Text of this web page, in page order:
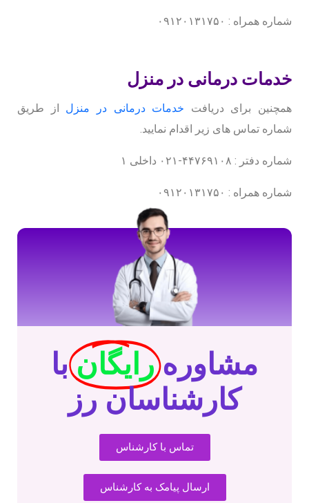
شماره همراه : ۰۹۱۲۰۱۳۱۷۵۰
خدمات درمانی در منزل
همچنین برای دریافت خدمات درمانی در منزل از طریق
شماره تماس های زیر اقدام نمایید.
شماره دفتر : ۴۴۷۶۹۱۰۸-۰۲۱ داخلی ۱
شماره همراه : ۰۹۱۲۰۱۳۱۷۵۰
مشاوره رایگان با
کارشناسان رز
تماس با کارشناس
ارسال پیامک به کارشناس